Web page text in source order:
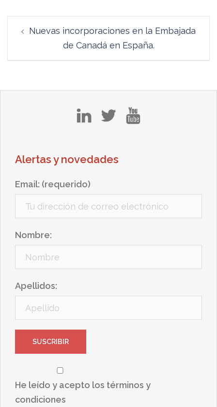
de
entradas
Nuevas incorporaciones en la Embajada
de Canadá en España.
Alertas y novedades
Email: (requerido)
Nombre:
Apellidos:
He leído y acepto los términos y
condiciones